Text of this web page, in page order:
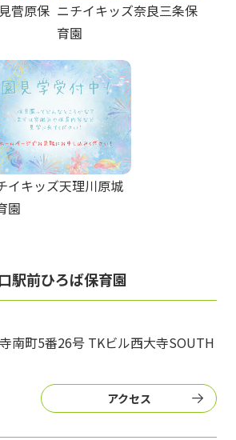
菅原保 ニチイキッズ奈良三条保
育園
イキッズ天理川原城
園
駅前ひろば保育園
南町5番26号 TKビル西大寺SOUTH
アクセス